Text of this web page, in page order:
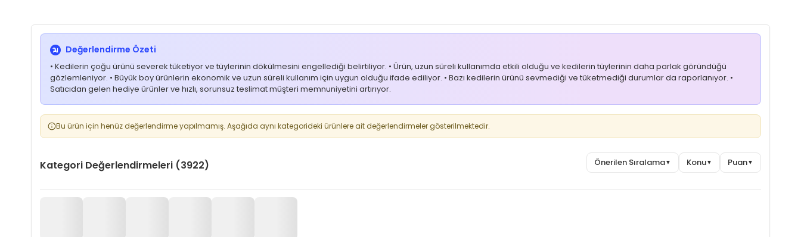
Değerlendirme Özeti
• Kedilerin çoğu ürünü severek tüketiyor ve tüylerinin dökülmesini engellediği belirtiliyor. • Ürün, uzun süreli kullanımda etkili olduğu ve kedilerin tüylerinin daha parlak göründüğü
gözlemleniyor. • Büyük boy ürünlerin ekonomik ve uzun süreli kullanım için uygun olduğu ifade ediliyor. • Bazı kedilerin ürünü sevmediği ve tüketmediği durumlar da raporlanıyor. •
Satıcıdan gelen hediye ürünler ve hızlı, sorunsuz teslimat müşteri memnuniyetini artırıyor.
Bu ürün için henüz değerlendirme yapılmamış. Aşağıda aynı kategorideki ürünlere ait değerlendirmeler gösterilmektedir.
Kategori Değerlendirmeleri (3922) Önerilen Sıralama▼ Konu▼ Puan▼